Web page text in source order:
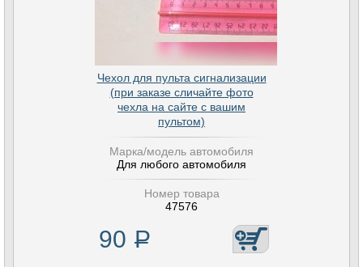
Чехол для пульта сигнализации
(при заказе сличайте фото
чехла на сайте с вашим
пультом)
Марка/модель автомобиля
Для любого автомобиля
Номер товара
47576
90 Р